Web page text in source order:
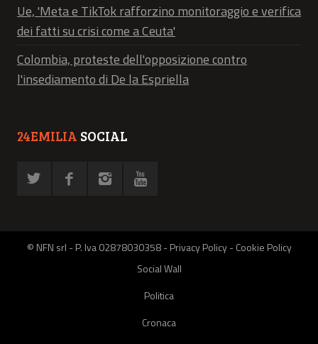
Ue, 'Meta e TikTok rafforzino monitoraggio e verifica
dei fatti su crisi come a Ceuta'
Colombia, proteste dell'opposizione contro
l'insediamento di De la Espriella
24EMILIA SOCIAL
© NFN srl - P. Iva 02878030358 -Privacy Policy-Cookie Policy
Social Wall
Politica
Cronaca